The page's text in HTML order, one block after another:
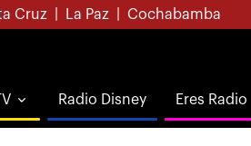
Cruz La Paz Cochabamba
Radio Disney Eres Radio